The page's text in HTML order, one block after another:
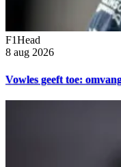
F1Head
8 aug 2026
Vowles geeft toe: